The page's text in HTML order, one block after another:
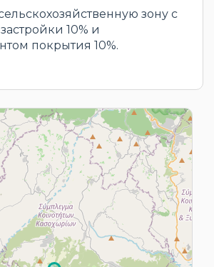
зону с
10% и
покрытия 10%.